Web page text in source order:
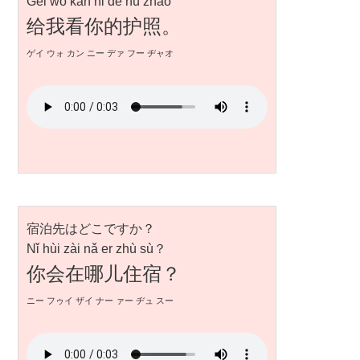
给我看你的护照。
ゲイ ウォ カン ニー デァ フー ヂャオ
宿泊先はどこですか？
Nǐ hùi zài nǎ er zhù sù？
你会在哪儿住宿？
ニー フゥイ ザイ ナー ァー ヂュ スー